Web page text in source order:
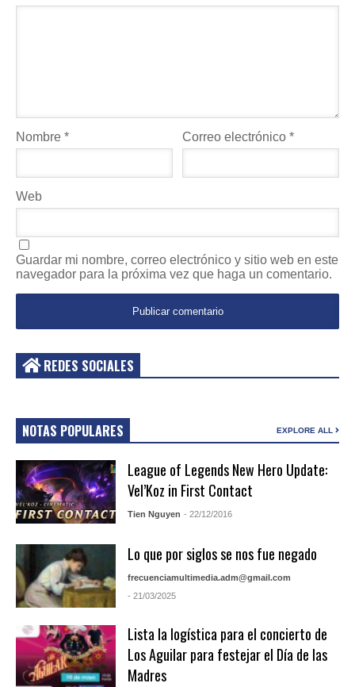
Nombre * Correo electrónico*
Web
Guardar mi nombre, correo electrónico y sitio web en este
navegador para la próxima vez que haga un comentario.
REDES SOCIALES
NOTAS POPULARES EXPLORE ALL
League of Legends New Hero Update:
Vel’Koz in First Contact
Tien Nguyen - 22/12/2016
Lo que por siglos se nos fue negado
frecuenciamultimedia.adm@gmail.com
- 21/03/2025
Lista la logística para el concierto de
Los Aguilar para festejar el Día de las
Madres